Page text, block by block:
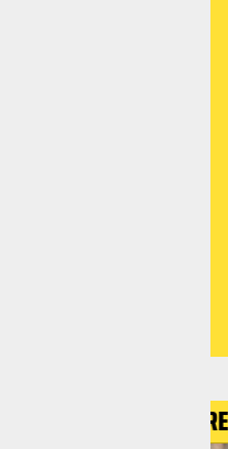
BREAKING